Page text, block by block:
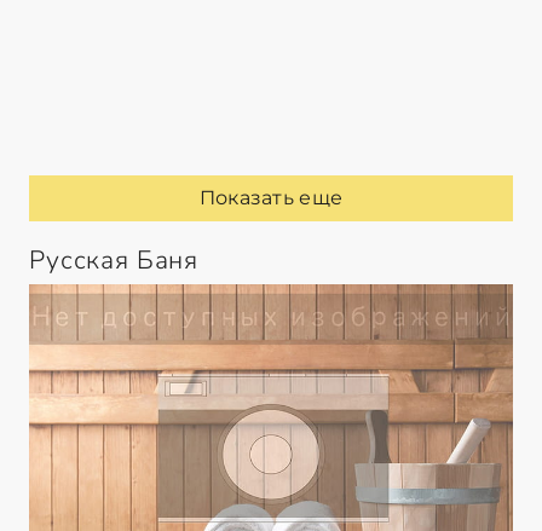
Показать еще
Русская Баня